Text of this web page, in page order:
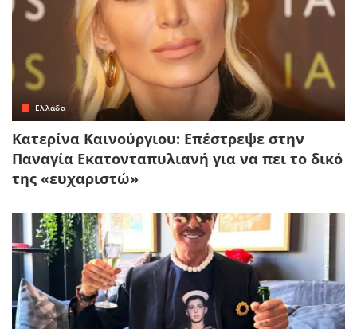
Ελλάδα
Κατερίνα Καινούργιου: Επέστρεψε στην
Παναγία Εκατονταπυλιανή για να πει το δικό
της «ευχαριστώ»